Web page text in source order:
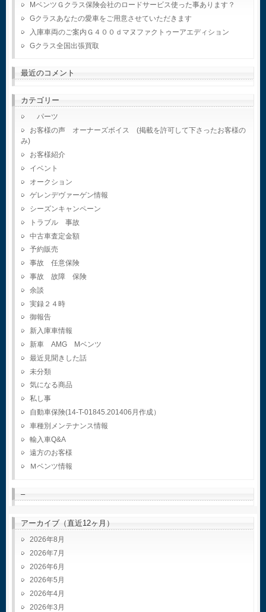
MベンツＧクラス保険会社のロードサービス使った事あります？
Gクラスあなたの愛車をご用意させていただきます
入庫車両のご案内Ｇ４００ｄマヌファクトゥーアエディション
Gクラス全国出張買取
最近のコメント
カテゴリー
パーツ
お客様の声 オーナーズボイス (掲載を許可して下さったお客様の
み)
お客様紹介
イベント
オークション
ゲレンデヴァーゲン情報
シーズンキャンペーン
トラブル 事故
中古車査定金額
予約販売
事故 任意保険
事故 故障 保険
余談
実録２４時
御報告
新入庫車情報
新車 AMG Mベンツ
最近見聞きした話
未分類
気になる商品
私し事
自動車保険(14-T-01845.201406月作成）
車種別メンテナンス情報
輸入車Q&A
遠方のお客様
Ｍベンツ情報
–
アーカイブ（直近12ヶ月）
2026年8月
2026年7月
2026年6月
2026年5月
2026年4月
2026年3月